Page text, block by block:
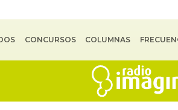
CONCURSOS COLUMNAS